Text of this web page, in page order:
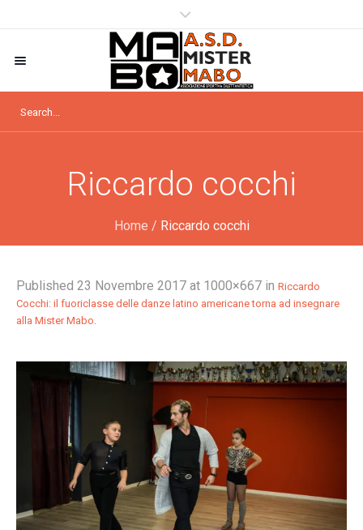
Riccardo cocchi
Home / Riccardo cocchi
Published 23 Novembre 2017 at 1000×667 in Riccardo
Cocchi: il fuoriclasse delle danze latino americane torna ad insegnare
alla Mister Mabo.